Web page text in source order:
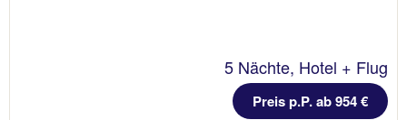
5 Nächte, Hotel + Flug
Preis p.P. ab 954 €